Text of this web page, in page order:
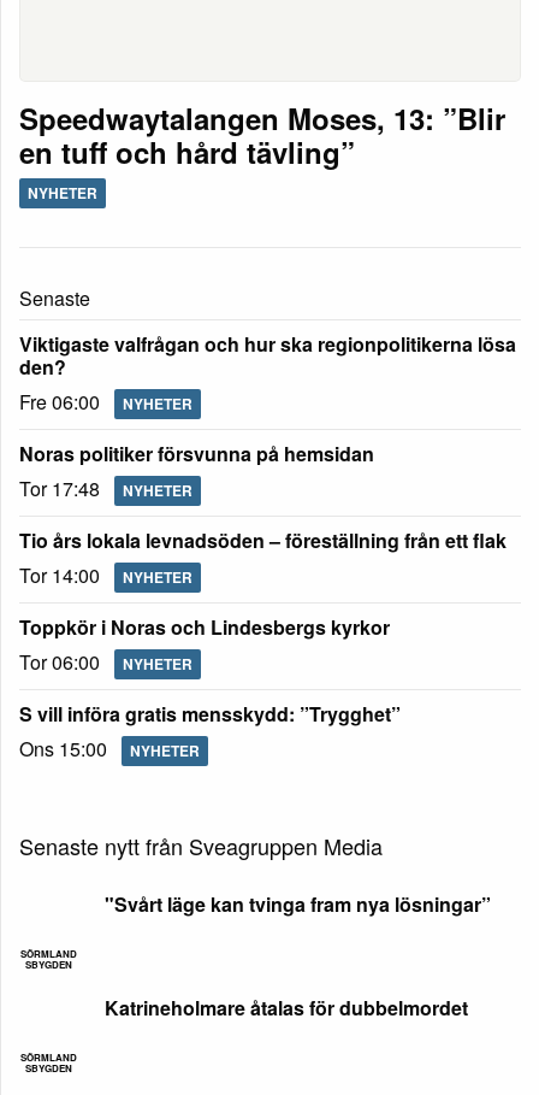
Speedwaytalangen Moses, 13: ”Blir
en tuff och hård tävling”
NYHETER
Senaste
Viktigaste valfrågan och hur ska regionpolitikerna lösa
den?
Fre 06:00
NYHETER
Noras politiker försvunna på hemsidan
Tor 17:48
NYHETER
Tio års lokala levnadsöden – föreställning från ett flak
Tor 14:00
NYHETER
Toppkör i Noras och Lindesbergs kyrkor
Tor 06:00
NYHETER
S vill införa gratis mensskydd: ”Trygghet”
Ons 15:00
NYHETER
Senaste nytt från Sveagruppen Media
SÖRMLAND
SBYGDEN
"Svårt läge kan tvinga fram nya lösningar”
SÖRMLAND
SBYGDEN
Katrineholmare åtalas för dubbelmordet